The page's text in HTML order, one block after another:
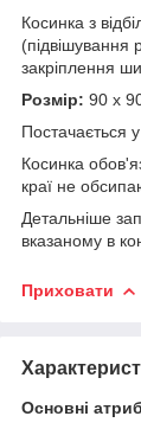
Косинка з
(підвішування
закріплення
Розмір: 90 х
Постачається
Косинка
краї не
Детальніше
вказаному в
Приховати
Основні